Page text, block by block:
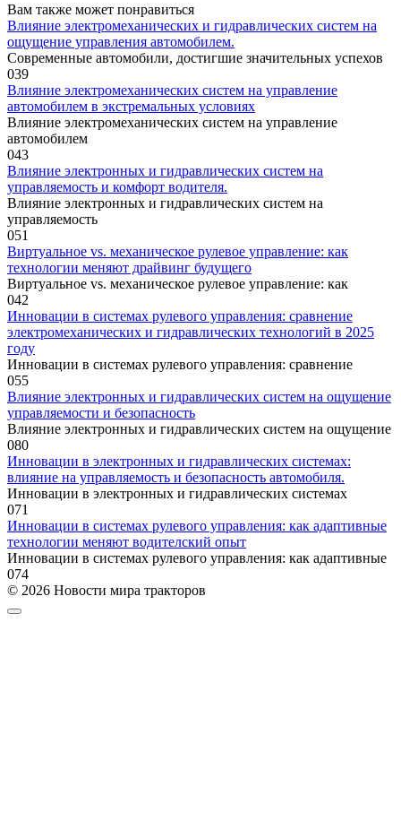
Вам также может понравиться
Влияние электромеханических и гидравлических систем на
ощущение управления автомобилем.
Современные автомобили, достигшие значительных успехов
039
Влияние электромеханических систем на управление
автомобилем в экстремальных условиях
Влияние электромеханических систем на управление
автомобилем
043
Влияние электронных и гидравлических систем на
управляемость и комфорт водителя.
Влияние электронных и гидравлических систем на
управляемость
051
Виртуальное vs. механическое рулевое управление: как
технологии меняют драйвинг будущего
Виртуальное vs. механическое рулевое управление: как
042
Инновации в системах рулевого управления: сравнение
электромеханических и гидравлических технологий в 2025
году
Инновации в системах рулевого управления: сравнение
055
Влияние электронных и гидравлических систем на ощущение
управляемости и безопасность
Влияние электронных и гидравлических систем на ощущение
080
Инновации в электронных и гидравлических системах:
влияние на управляемость и безопасность автомобиля.
Инновации в электронных и гидравлических системах
071
Инновации в системах рулевого управления: как адаптивные
технологии меняют водителский опыт
Инновации в системах рулевого управления: как адаптивные
074
© 2026 Новости мира тракторов